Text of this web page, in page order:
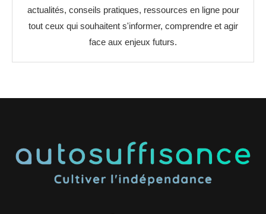
actualités, conseils pratiques, ressources en ligne pour
tout ceux qui souhaitent s'informer, comprendre et agir
face aux enjeux futurs.